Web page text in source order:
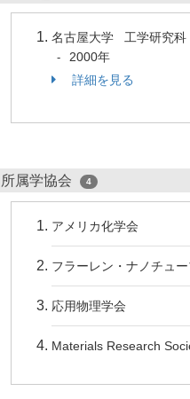
名古屋大学 工学研究
-
2000年
詳細を見る
所属学協会 4
アメリカ化学会
フラーレン・ナノチュ
応用物理学会
Materials Research